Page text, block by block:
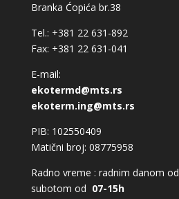
Branka Ćopića br.38
Tel.: +381 22 631-892
Fax: +381 22 631-041
E-mail:
ekotermd@mts.rs
ekoterm.ing@mts.rs
PIB: 102550409
Matični broj: 08775958
Radno vreme : radnim danom od
subotom od 07-15h